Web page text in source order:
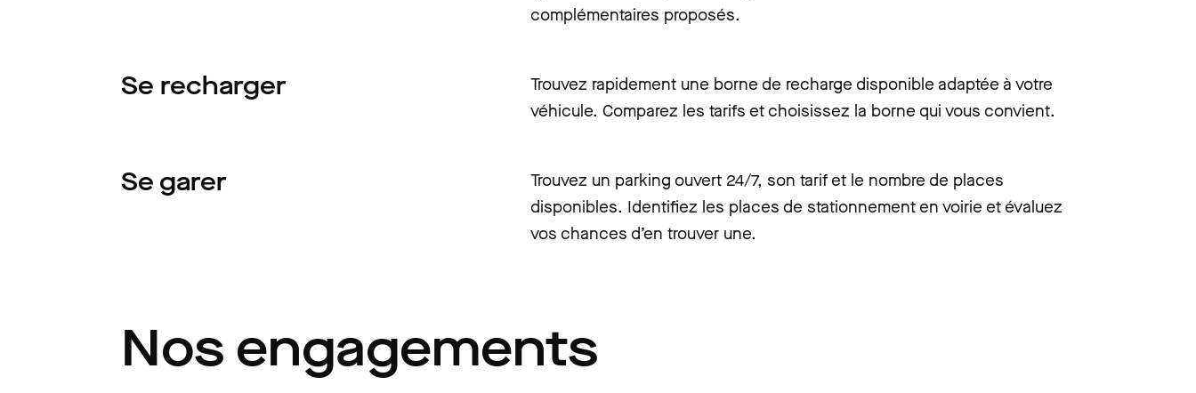
complémentaires proposés.
Se recharger
Trouvez rapidement une borne de recharge disponible adaptée à votre
véhicule. Comparez les tarifs et choisissez la borne qui vous convient.
Se garer
Trouvez un parking ouvert 24/7, son tarif et le nombre de places
disponibles. Identifiez les places de stationnement en voirie et évaluez
vos chances d’en trouver une.
Nos engagements